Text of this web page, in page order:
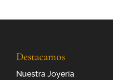
Destacamos
Nuestra Joyería